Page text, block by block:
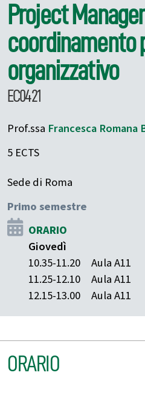
Project
coordinamento
organizzativo
EC0421
Prof.ssa Francesca Romana
5 ECTS
Sede di Roma
Primo semestre
ORARIO
Giovedì
10.35-11.20
Aula A11
11.25-12.10
Aula A11
12.15-13.00
Aula A11
ORARIO